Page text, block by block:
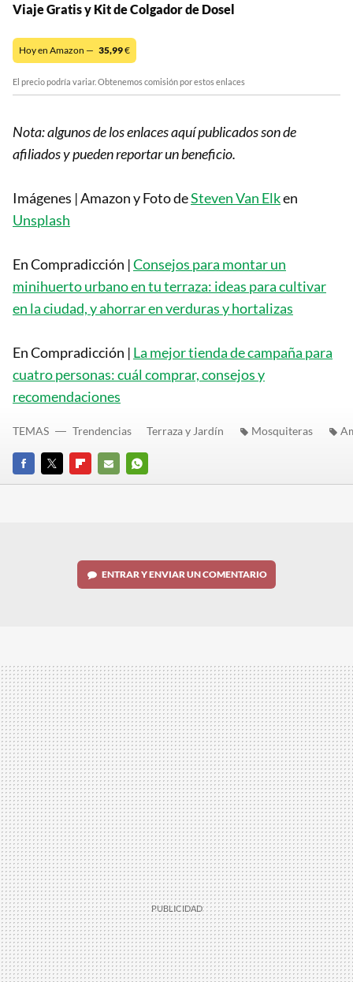
Viaje Gratis y Kit de Colgador de Dosel
Hoy en Amazon — 35,99€
El precio podría variar. Obtenemos comisión por estos enlaces
Nota: algunos de los enlaces aquí publicados son de
afiliados y pueden reportar un beneficio.
Imágenes | Amazon y Foto deSteven Van Elken
Unsplash
En Compradicción |Consejos para montar un
minihuerto urbano en tu terraza: ideas para cultivar
en la ciudad, y ahorrar en verduras y hortalizas
En Compradicción | La mejor tienda de campaña para
cuatro personas: cuál comprar, consejos y
recomendaciones
FACEBOOK
TWITTERFLIPBOARD
E-
WHATSAPP
TEMAS Trendencias Terraza y Jardín Mosquiteras
ENTRAR Y ENVIAR UN COMENTARIO